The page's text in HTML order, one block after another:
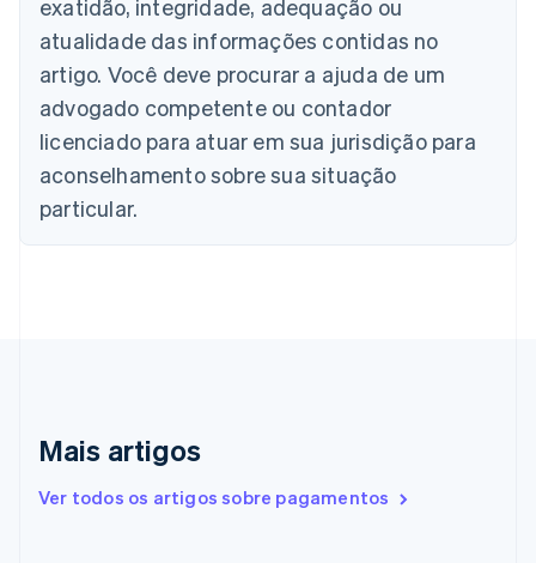
exatidão, integridade, adequação ou
atualidade das informações contidas no
artigo. Você deve procurar a ajuda de um
advogado competente ou contador
licenciado para atuar em sua jurisdição para
aconselhamento sobre sua situação
particular.
Mais artigos
Ver todos os artigos sobre pagamentos
Nederlands FrançaisDeutschEnglish
Brasil
Português English
Bulgária
English
Canadá
China continental
简体中文English
Eslováquia
English
EnglishItaliano